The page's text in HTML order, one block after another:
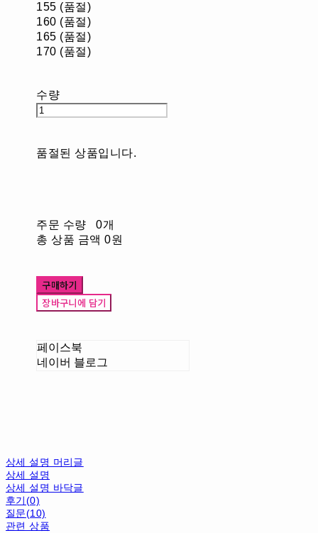
155 (품절)
160 (품절)
165 (품절)
170 (품절)
수량
품절된 상품입니다.
주문 수량
0개
총 상품 금액 0원
구매하기
장바구니에 담기
페이스북
네이버 블로그
상세 설명 머리글
상세 설명
상세 설명 바닥글
후기(0)
질문(10)
관련 상품